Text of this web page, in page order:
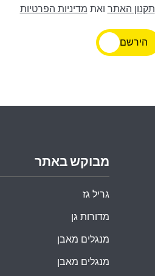
תקנון האתר ואת מדיניות הפרטיות
הירשם
מבוקש באתר
גריל גז
מדורות גן
מנגלים מאבן
מנגלים מאבן